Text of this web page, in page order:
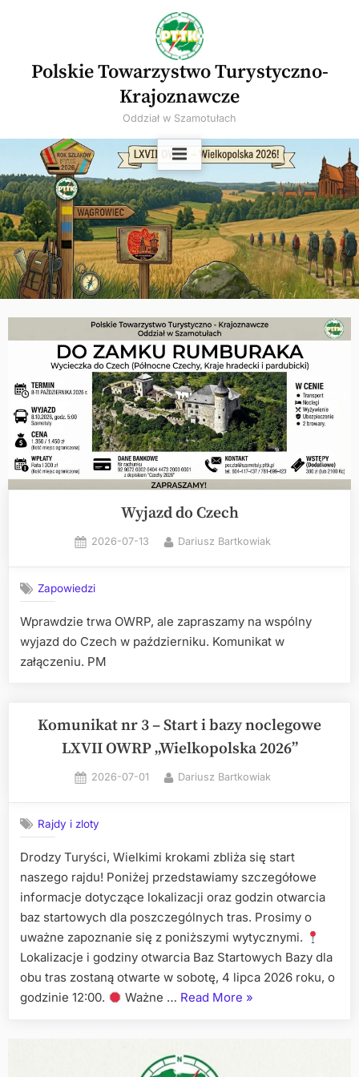
Polskie Towarzystwo Turystyczno-
Krajoznawcze
Oddział w Szamotułach
Wyjazd do Czech
Posted
2026-07-13 By
Dariusz Bartkowiak
Zapowiedzi
Wprawdzie trwa OWRP, ale zapraszamy na wspólny
wyjazd do Czech w październiku. Komunikat w
załączeniu. PM
Komunikat nr 3 – Start i bazy noclegowe
LXVII OWRP „Wielkopolska 2026”
Posted
2026-07-01 By
Dariusz Bartkowiak
Rajdy i zloty
Drodzy Turyści, Wielkimi krokami zbliża się start
naszego rajdu! Poniżej przedstawiamy szczegółowe
informacje dotyczące lokalizacji oraz godzin otwarcia
baz startowych dla poszczególnych tras. Prosimy o
uważne zapoznanie się z poniższymi wytycznymi.
Lokalizacje i godziny otwarcia Baz Startowych Bazy dla
obu tras zostaną otwarte w sobotę, 4 lipca 2026 roku, o
godzinie 12:00.
Ważne … Read More „Komunikat
»